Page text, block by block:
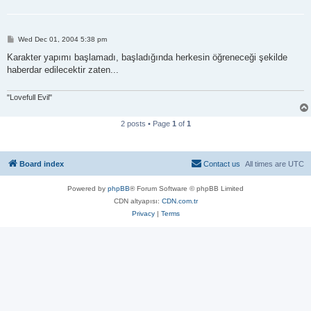
P
s
Wed Dec 01, 2004 5:38 pm
Karakter yapımı başlamadı, başladığında herkesin öğreneceği şekilde
haberdar edilecektir zaten...
"Lovefull Evil"
2 posts • Page 1 of 1
Board index All times are UTC
Contact us
Powered by phpBB® Forum Software © phpBB Limited
CDN altyapısı: CDN.com.tr
Privacy| Terms